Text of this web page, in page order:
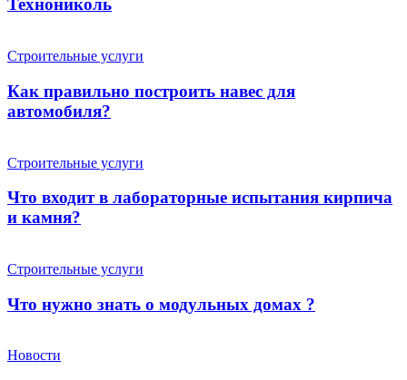
Технониколь
Строительные услуги
Как правильно построить навес для
автомобиля?
Строительные услуги
Что входит в лабораторные испытания кирпича
и камня?
Строительные услуги
Что нужно знать о модульных домах ?
Новости